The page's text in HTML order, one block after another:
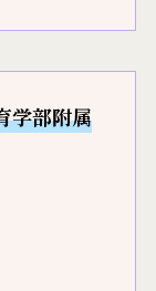
学部附属